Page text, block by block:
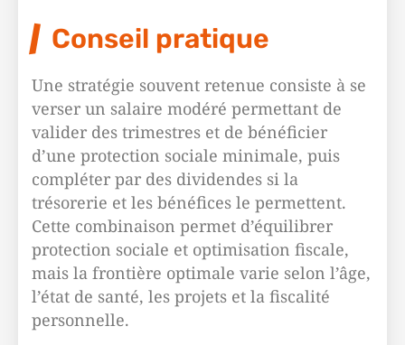
Conseil pratique
Une stratégie souvent retenue consiste à se
verser un salaire modéré permettant de
valider des trimestres et de bénéficier
d’une protection sociale minimale, puis
compléter par des dividendes si la
trésorerie et les bénéfices le permettent.
Cette combinaison permet d’équilibrer
protection sociale et optimisation fiscale,
mais la frontière optimale varie selon l’âge,
l’état de santé, les projets et la fiscalité
personnelle.